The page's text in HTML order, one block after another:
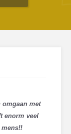
omgaan met
enorm veel
mens!!